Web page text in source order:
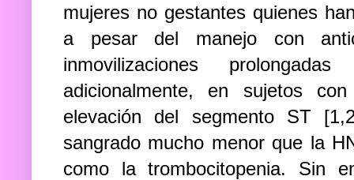
mujeres no gestantes quienes
a pesar del manejo con
inmovilizaciones
adicionalmente, en sujetos
elevación del segmento ST
sangrado mucho menor que la
como la trombocitopenia. Sin